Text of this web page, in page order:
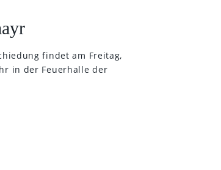
findet am Freitag,
in der Feuerhalle der